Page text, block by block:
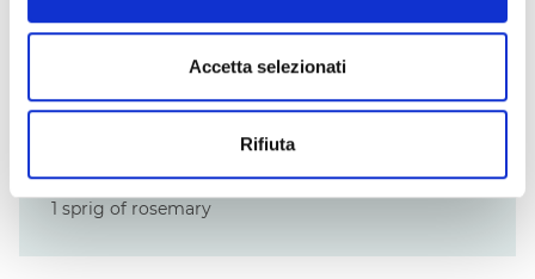
Accetta selezionati
Rifiuta
1 sprig of rosemary